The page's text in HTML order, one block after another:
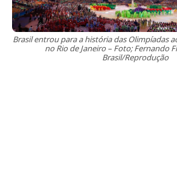
Brasil entrou para a história das Olimpíadas
no Rio de Janeiro – Foto; Fernando
Brasil/Reprodução